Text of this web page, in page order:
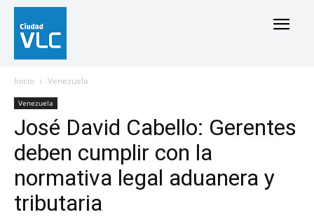
Inicio Venezuela
Venezuela
José David Cabello: Gerentes
deben cumplir con la
normativa legal aduanera y
tributaria